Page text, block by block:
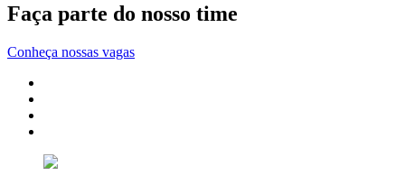
Faça parte do nosso time
Conheça nossas vagas